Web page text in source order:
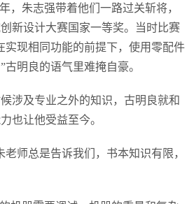
，朱志强带着他们一路过关斩将，
新设计大赛国家一等奖。当时比赛
实现相同功能的前提下，使用零配件
明良的语气里难掩自豪。
涉及专业之外的知识，古明良就和
也让他受益至今。
师总是告诉我们，书本知识有限，